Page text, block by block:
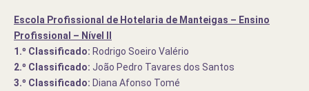
Escola Profissional de Hotelaria de Manteigas – Ensino
Profissional – Nível II
1.º Classificado: Rodrigo Soeiro Valério
2.º Classificado: João Pedro Tavares dos Santos
3.º Classificado: Diana Afonso Tomé